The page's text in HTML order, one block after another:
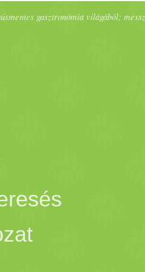
éppen a
vonzóbbá
a
a… The post
-
gasztronómia világából;